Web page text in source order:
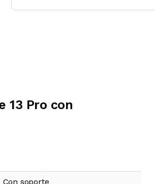
13 Pro con
Con soporte